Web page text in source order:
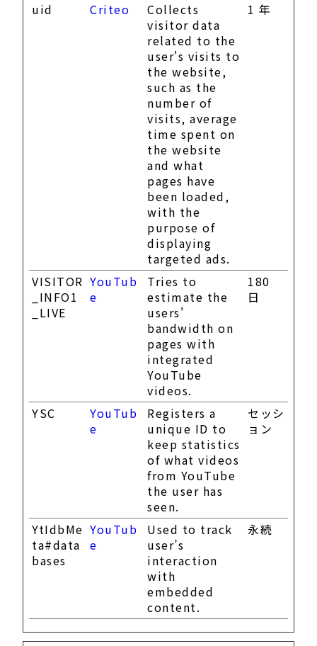
uid Criteo
Collects
visitor data
related to the
user's visits to
the website,
such as the
number of
visits, average
time spent on
the website
and what
pages have
been loaded,
with the
purpose of
displaying
targeted ads.
1 年
VISITOR
_INFO1
_LIVE
YouTub
e
Tries to
estimate the
users'
bandwidth on
pages with
integrated
YouTube
videos.
180
日
YSC
YouTub
e
Registers a
unique ID to
keep statistics
of what videos
from YouTube
the user has
seen.
セッシ
ョン
YtIdbMe
ta#data
bases
YouTub
e
Used to track
user’s
interaction
with
embedded
content.
永続